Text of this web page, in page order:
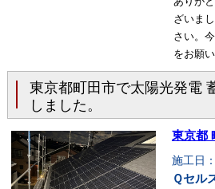
ざいま
さい。
をお願
東京都町田市で太陽光発電
しました。
東京都
施工日
Ｑセル